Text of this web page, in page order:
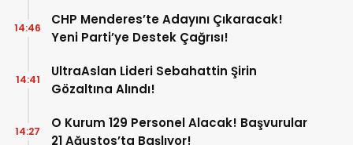
CHP Menderes’te Adayını Çıkaracak!
Yeni Parti’ye Destek Çağrısı!
14:46
UltraAslan Lideri Sebahattin Şirin
Gözaltına Alındı!
14:41
O Kurum 129 Personel Alacak! Başvurular
21 Ağustos’ta Başlıyor!
14:27